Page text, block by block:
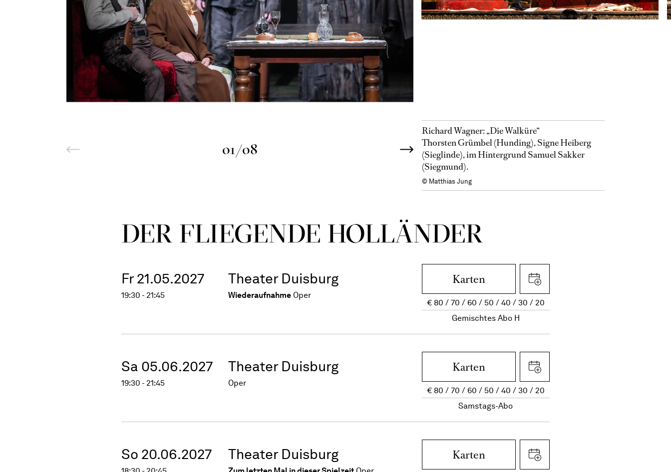
01/08
Richard Wagner: „Die Walküre“
Thorsten Grümbel (Hunding), Signe Heiberg
(Sieglinde), im Hintergrund Samuel Sakker
(Siegmund).
© Matthias Jung
DER FLIE­GEN­DE HOL­LÄN­DER
Fr 21.05.2027 Theater Duisburg
19:30 - 21:45 Wiederaufnahme Oper
Karten
€ 80 70 60 50 40 30
20
Gemischtes Abo H
Sa 05.06.2027 Theater Duisburg
19:30 - 21:45 Oper
Karten
€ 80 70 60 50 40 30
20
Samstags-Abo
So 20.06.2027 Theater Duisburg Karten